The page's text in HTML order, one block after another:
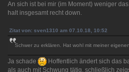
An sich ist bei mir (im Moment) weniger
halt insgesamt recht down.
Zitat von: sven1310 am 07.10.18, 10:52
Schwer zu erklären. Hat wohl mit meiner
Ja schade
Hoffentlich ändert sich das
als auch mit Schwung tätig, schließlich